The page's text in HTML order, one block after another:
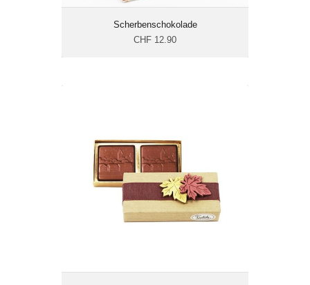
Scherbenschokolade
CHF 12.90
Gewicht: 35 g
Energie: 587.9 kcal/100g